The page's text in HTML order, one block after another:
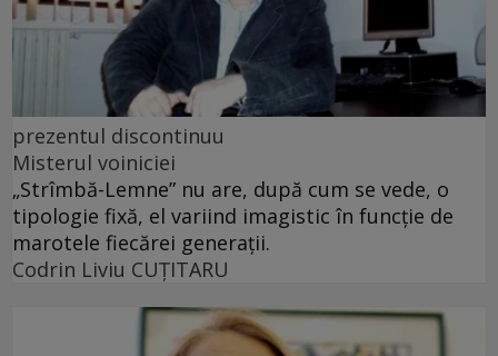
prezentul discontinuu
Misterul voiniciei
„Strîmbă-Lemne” nu are, după cum se vede, o
tipologie fixă, el variind imagistic în funcţie de
marotele fiecărei generaţii.
Codrin Liviu CUŢITARU